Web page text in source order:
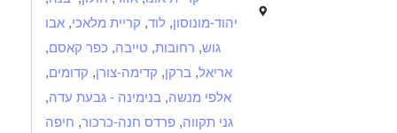
יהוד-מונוסון, לוד, קריית מלאכי, אבו
גוש, רחובות, טייבה, כפר קאסם,
אריאל, ברקן, קדימה-צורן, קדומים,
אלפי מנשה, בנימינה - גבעת עדה,
גני תקווה, פרדס חנה-כרכור, חיפה